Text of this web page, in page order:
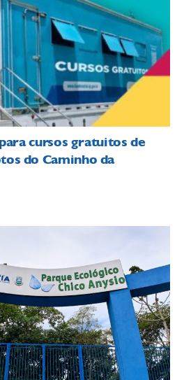
cursos gratuitos de
do Caminho da